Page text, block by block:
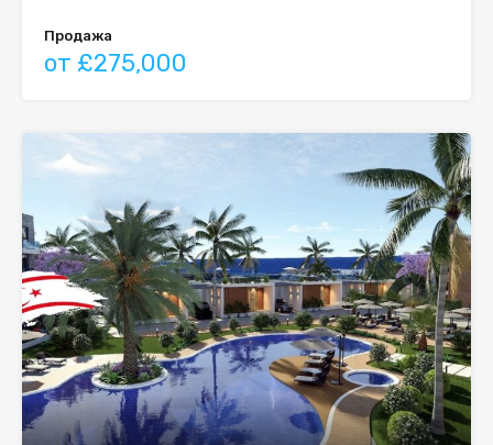
Продажа
от £275,000